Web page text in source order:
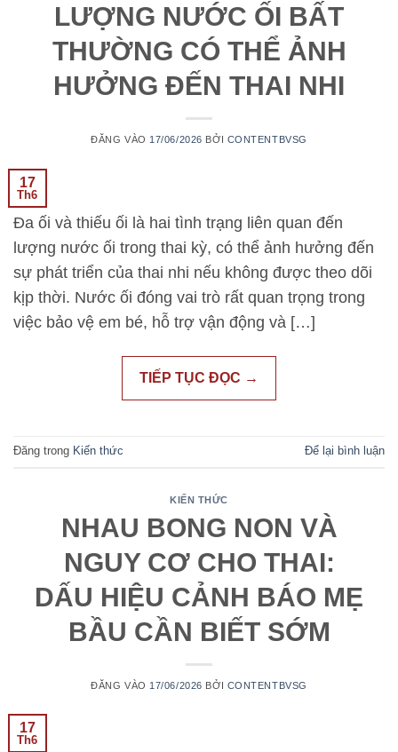
LƯỢNG NƯỚC ỐI BẤT
THƯỜNG CÓ THỂ ẢNH
HƯỞNG ĐẾN THAI NHI
ĐĂNG VÀO 17/06/2026 BỞI CONTENTBVSG
17
Th6
Đa ối và thiếu ối là hai tình trạng liên quan đến
lượng nước ối trong thai kỳ, có thể ảnh hưởng đến
sự phát triển của thai nhi nếu không được theo dõi
kịp thời. Nước ối đóng vai trò rất quan trọng trong
việc bảo vệ em bé, hỗ trợ vận động và […]
TIẾP TỤC ĐỌC →
Đăng trong Kiến thức Để lại bình luận
KIẾN THỨC
NHAU BONG NON VÀ
NGUY CƠ CHO THAI:
DẤU HIỆU CẢNH BÁO MẸ
BẦU CẦN BIẾT SỚM
ĐĂNG VÀO 17/06/2026 BỞI CONTENTBVSG
17
Th6